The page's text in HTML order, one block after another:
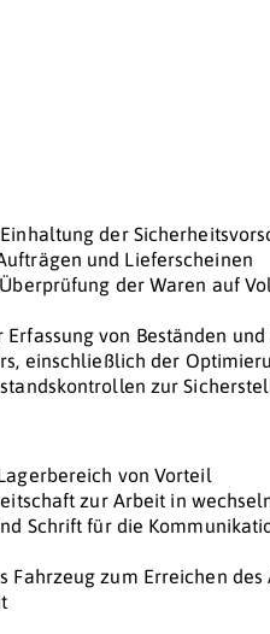
der
und Lieferscheinen
der Waren auf
von Beständen
einschließlich der
zur
von Vorteil
zur Arbeit in
Schrift für die
Fahrzeug zum Erreichen